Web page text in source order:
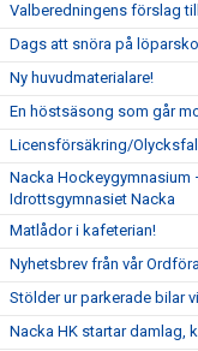
Valberedningens förslag
Dags att snöra på
Ny huvudmaterialare!
En höstsäsong som går
Licensförsäkring/
Nacka Hockeygymnasium
Idrottsgymnasiet Nacka
Matlådor i kafeterian!
Nyhetsbrev från vår
Stölder ur parkerade bilar
Nacka HK startar damlag,